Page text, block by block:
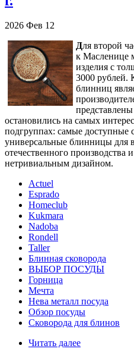
2026 Фев 12
Для второй
к Масленице
изделия с
3000 рублей.
блинниц
остановились на самых
подгруппах: самые доступные
универсальные блинницы для
отечественного
нетривиальным дизайном.
Actuel
Esprado
Homeclub
Kukmara
Nadoba
Rondell
Taller
Блинная сковорода
ВЫБОР ПОСУДЫ
Горница
Мечта
Нева металл посуда
Обзор посуды
Сковорода для блинов
Читать далее